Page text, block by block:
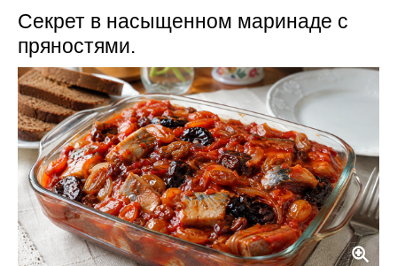
Секрет в насыщенном маринаде с
пряностями.